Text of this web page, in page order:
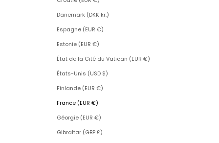
Danemark (DKK kr.)
Espagne (EUR €)
Estonie (EUR €)
État de la Cité du Vatican (EUR €)
États-Unis (USD $)
Finlande (EUR €)
France (EUR €)
Géorgie (EUR €)
Gibraltar (GBP £)